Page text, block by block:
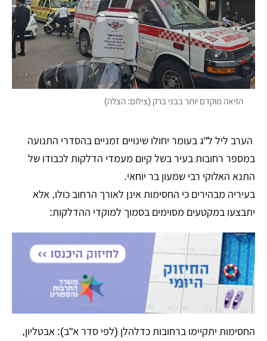
הזיאה מוקדם יותר בבני ברק (צילום: הצלה)
הערב ליל ל"ג בעומר יחולו שינויים זמניים בהסדרי התנועה
במספר רחובות בעיר בשל קיום מעמדי הדלקות לכבודו של
התנא האלוקי רבי שמעון בר יוחאי.
בעיריה מבהירים כי החסימות אינן לאורך הרחוב כולו, אלא
יתבצעו במקטעים מסוימים בסמוך למוקדי ההדלקות:
החסימות יתקיימו ברחובות כדלהלן (לפי סדר א"ב): אבטליון,